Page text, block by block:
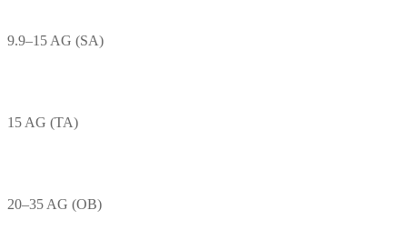
9.9–15 AG (SA)
15 AG (TA)
20–35 AG (OB)